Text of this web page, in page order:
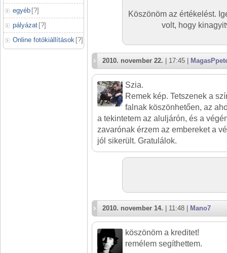
egyéb [?]
pályázat [?]
Online fotókiállítások [?]
Köszönöm az értékelést.
volt, hogy
2010. november 22. | 17:45 |
Szia.
Remek kép. Tetszenek a
falnak köszönhetően, az
a tekintetem az aluljárón, és a
zavarónak érzem az embereket a
jól sikerült. Gratulálok.
2010. november 14. | 11:48 | Mano7
köszönöm a kreditet!
remélem segíthettem.